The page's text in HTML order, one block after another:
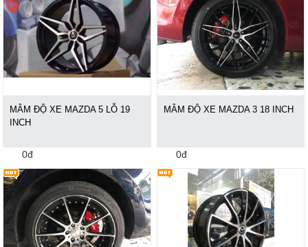
MÂM ĐỘ XE MAZDA 5 LỖ 19
INCH
0đ
MÂM ĐỘ XE MAZDA 3 18 INCH
0đ